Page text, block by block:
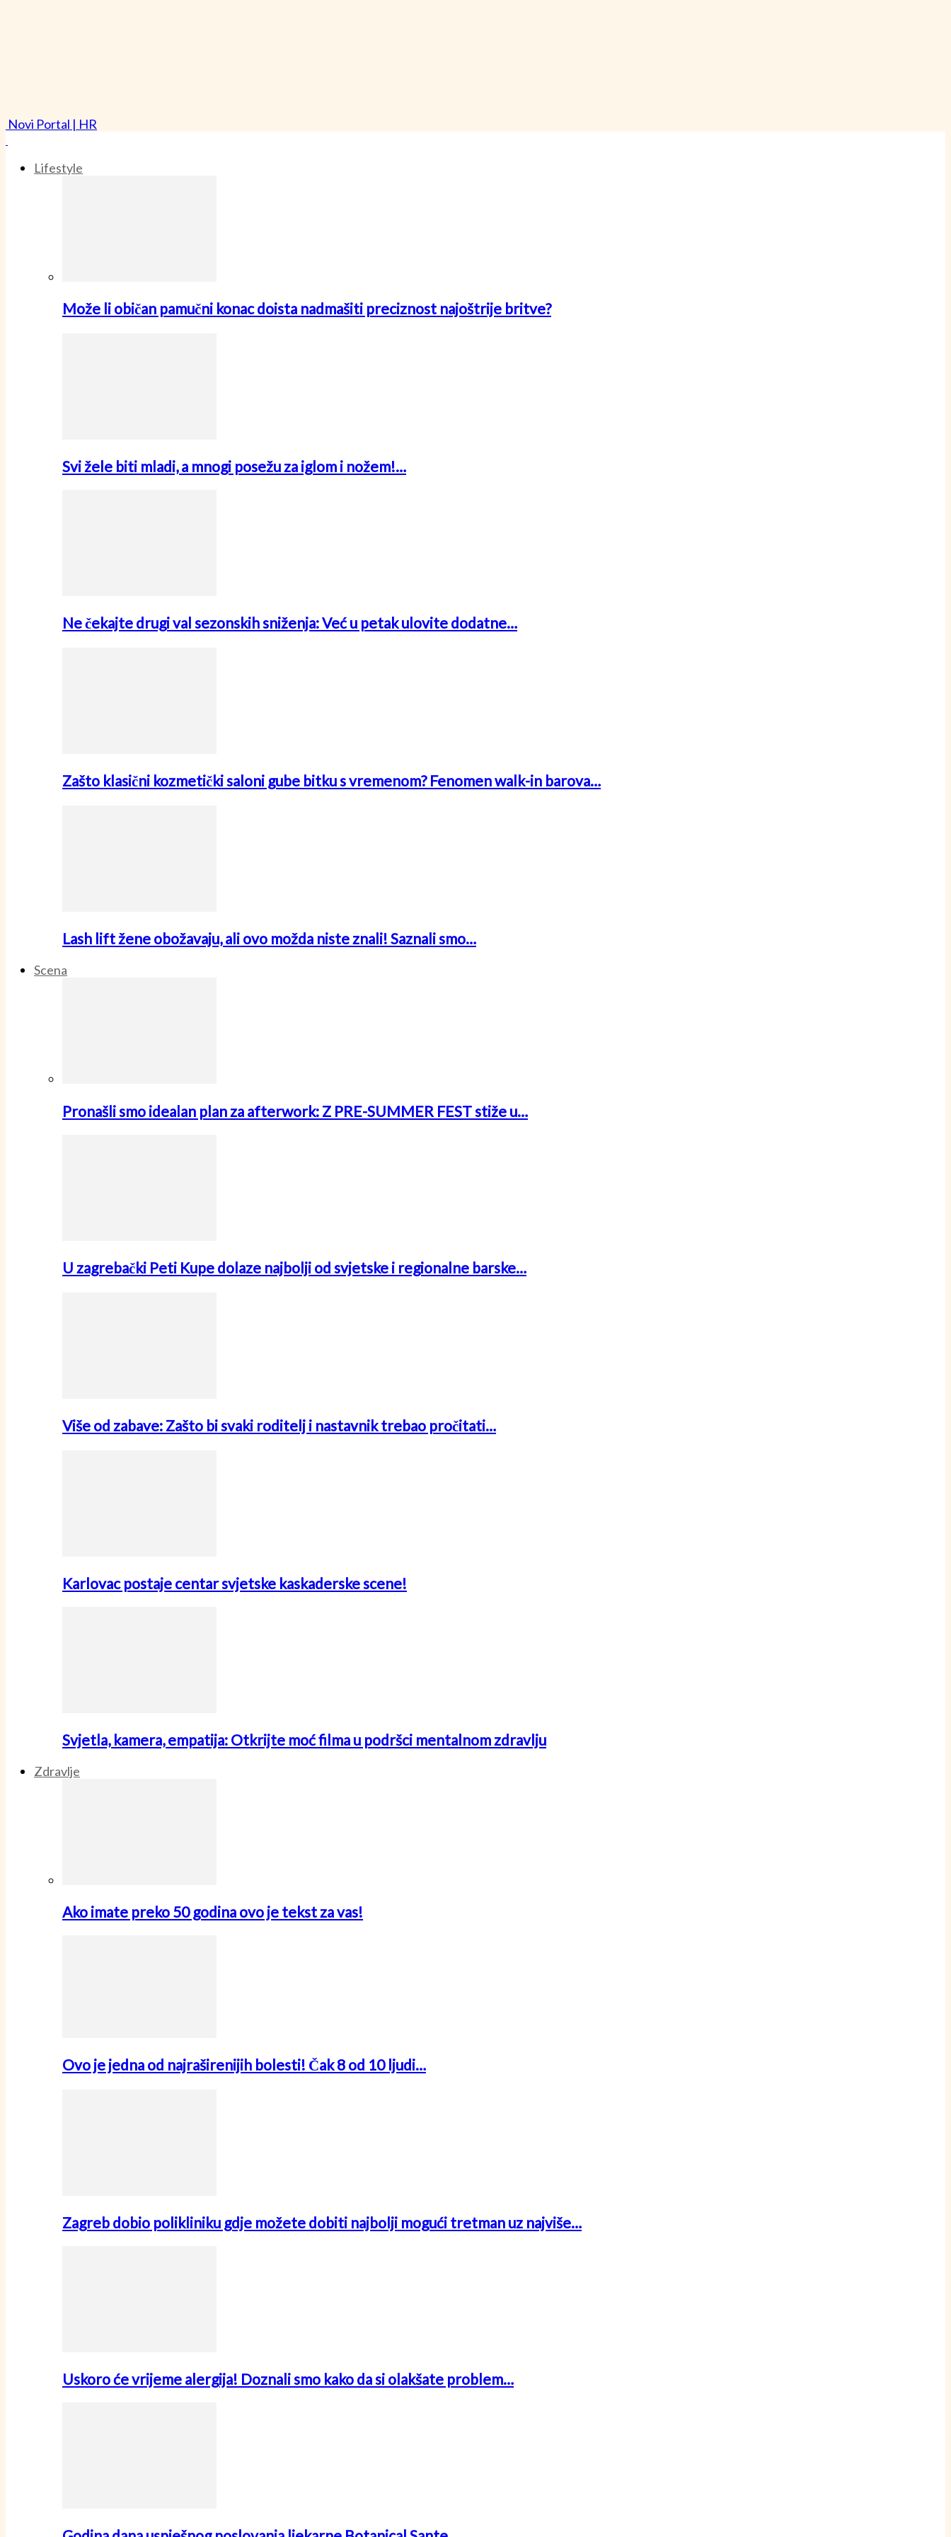
Novi Portal | HR
Lifestyle
Može li običan pamučni konac doista nadmašiti preciznost najoštrije britve?
Svi žele biti mladi, a mnogi posežu za iglom i nožem!…
Ne čekajte drugi val sezonskih sniženja: Već u petak ulovite dodatne…
Zašto klasični kozmetički saloni gube bitku s vremenom? Fenomen walk-in barova…
Lash lift žene obožavaju, ali ovo možda niste znali! Saznali smo…
Scena
Pronašli smo idealan plan za afterwork: Z PRE-SUMMER FEST stiže u…
U zagrebački Peti Kupe dolaze najbolji od svjetske i regionalne barske…
Više od zabave: Zašto bi svaki roditelj i nastavnik trebao pročitati…
Karlovac postaje centar svjetske kaskaderske scene!
Svjetla, kamera, empatija: Otkrijte moć filma u podršci mentalnom zdravlju
Zdravlje
Ako imate preko 50 godina ovo je tekst za vas!
Ovo je jedna od najraširenijih bolesti! Čak 8 od 10 ljudi…
Zagreb dobio polikliniku gdje možete dobiti najbolji mogući tretman uz najviše…
Uskoro će vrijeme alergija! Doznali smo kako da si olakšate problem…